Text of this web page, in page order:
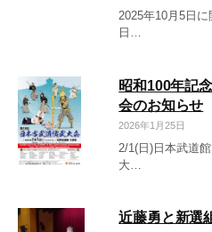
2025年10月5日
日…
昭和100年記
会のお知らせ
2026年1月25日
2/1(日)日本武道
大…
近藤勇と新選